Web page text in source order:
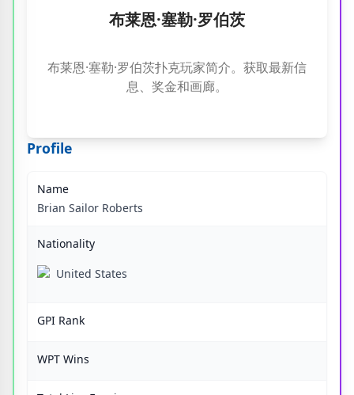
布莱恩·塞勒·罗伯茨
布莱恩·塞勒·罗伯茨扑克玩家简介。获取最新信
息、奖金和画廊。
Profile
Name
Brian Sailor Roberts
Nationality
United States
GPI Rank
WPT Wins